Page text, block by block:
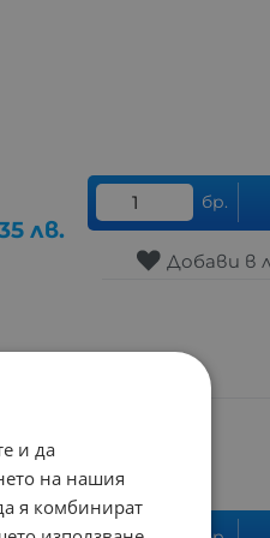
лв.
бр.
Добави в
и да
на нашия
я комбинират